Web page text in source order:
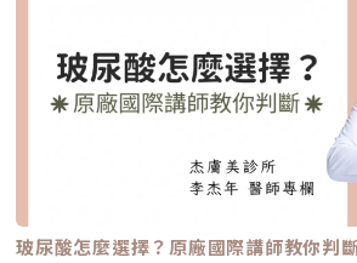
玻尿酸怎麼選擇？原廠國際講師教你判